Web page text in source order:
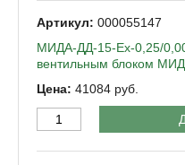
000055147
МИДА-ДД-15-Ех-0,25/
вентильным блоком
41084